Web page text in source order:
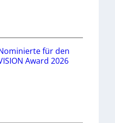
für den
Award 2026